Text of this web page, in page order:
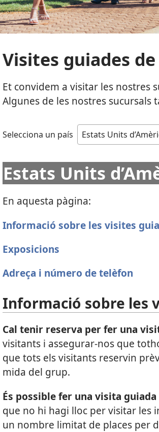
Visites guiades
Et convidem a visitar les nostres
Algunes de les nostres
Selecciona un país
Estats Units
En aquesta pàgina:
Informació sobre les visites
Exposicions
Adreça i número de telèfon
Informació sobre les
Cal tenir reserva per fer una
visitants i assegurar-nos que
que tots els visitants reservin
mida del grup.
És possible fer una visita guiada
que no hi hagi lloc per visitar les
un nombre limitat de places per